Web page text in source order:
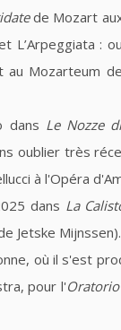
de Mozart
L’Arpeggiata :
Mozarteum
dans Le Nozze
oublier très
à l'Opéra
dans La
Jetske Mijnssen).
où il s'est
pour l'